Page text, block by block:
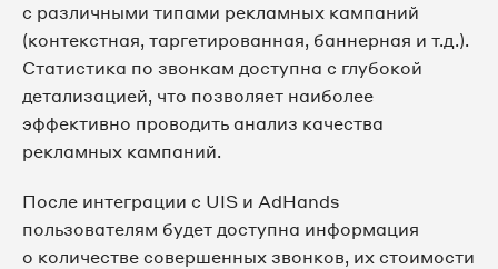
с различными типами рекламных кампаний
(контекстная, таргетированная, баннерная и т.д.).
Статистика по звонкам доступна с глубокой
детализацией, что позволяет наиболее
эффективно проводить анализ качества
рекламных кампаний.
После интеграции с UIS и AdHands
пользователям будет доступна информация
о количестве совершенных звонков, их стоимости